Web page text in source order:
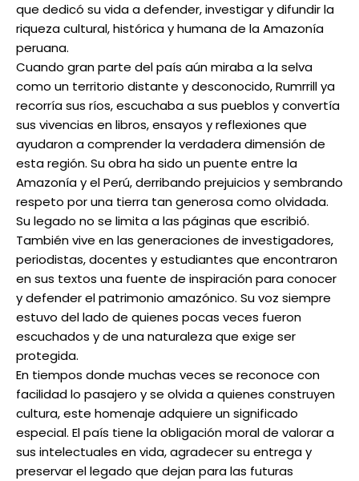
que dedicó su vida a defender, investigar y difundir la
riqueza cultural, histórica y humana de la Amazonía
peruana.
Cuando gran parte del país aún miraba a la selva
como un territorio distante y desconocido, Rumrrill ya
recorría sus ríos, escuchaba a sus pueblos y convertía
sus vivencias en libros, ensayos y reflexiones que
ayudaron a comprender la verdadera dimensión de
esta región. Su obra ha sido un puente entre la
Amazonía y el Perú, derribando prejuicios y sembrando
respeto por una tierra tan generosa como olvidada.
Su legado no se limita a las páginas que escribió.
También vive en las generaciones de investigadores,
periodistas, docentes y estudiantes que encontraron
en sus textos una fuente de inspiración para conocer
y defender el patrimonio amazónico. Su voz siempre
estuvo del lado de quienes pocas veces fueron
escuchados y de una naturaleza que exige ser
protegida.
En tiempos donde muchas veces se reconoce con
facilidad lo pasajero y se olvida a quienes construyen
cultura, este homenaje adquiere un significado
especial. El país tiene la obligación moral de valorar a
sus intelectuales en vida, agradecer su entrega y
preservar el legado que dejan para las futuras